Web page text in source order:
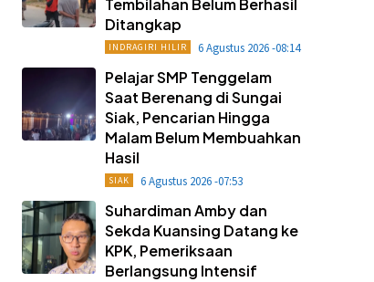
Ditangkap
INDRAGIRI HILIR 6 Agustus 2026 -08:14
Pelajar SMP Tenggelam
Saat Berenang di Sungai
Siak, Pencarian Hingga
Malam Belum Membuahkan
Hasil
SIAK 6 Agustus 2026 -07:53
Suhardiman Amby dan
Sekda Kuansing Datang ke
KPK, Pemeriksaan
Berlangsung Intensif